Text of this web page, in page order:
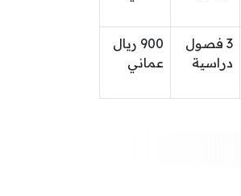
3 فصول
دراسية
900 ريال
عماني